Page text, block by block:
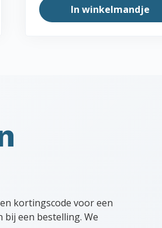
In winkelmandje
kortingscode voor een
een bestelling. We